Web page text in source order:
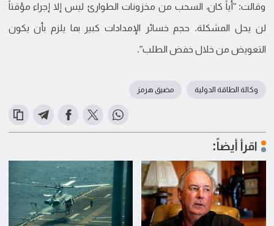
وقالت: "أياً كان، السحب من مخزونات الطوارئ ليس إلا إجراء مؤقتاً
لن يحل المشكلة. حجم خسائر الإمدادات كبير بما يلزم بأن يكون
التعويض من خلال خفض الطلب".
وكالة الطاقة الدولية مضيق هرمز
اقرأ أيضاً: